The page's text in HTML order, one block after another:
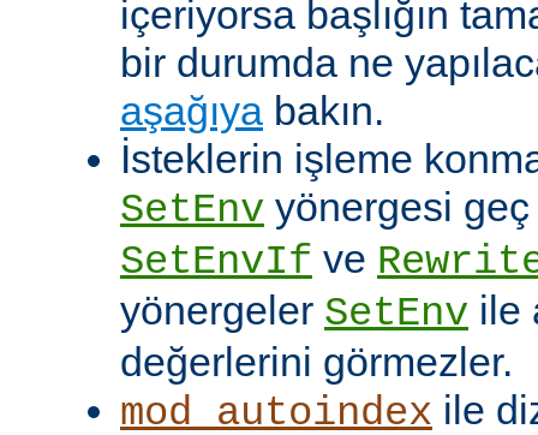
içeriyorsa başlığın
bir durumda ne
aşağıya bakın.
İsteklerin işleme
SetEnv yönergesi geç
SetEnvIf ve
yönergeler SetEnv ile
değerlerini görmezler.
mod_autoindex ile